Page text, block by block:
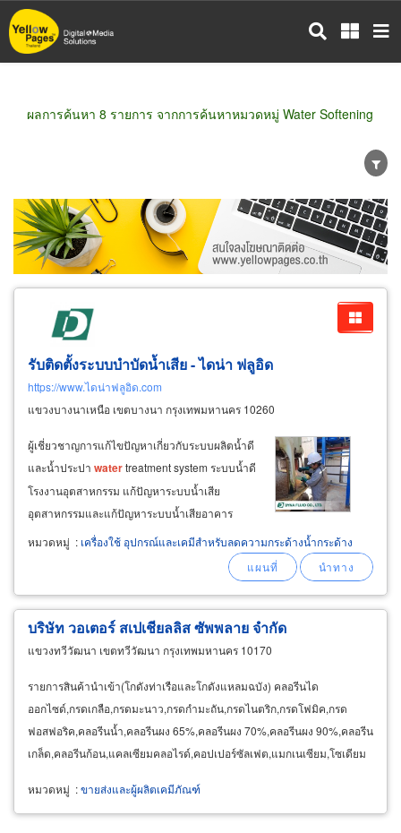
ข้าม
ไป
ผลการค้นหา 8 รายการ จากการค้นหาหมวดหมู่ Water Softening
ขายส่ง ขายปลีก ผู้ผลิต
ตัวแทนจัดจำหน่าย
ผู้ส่งออก/นำเข้า
ธุรกิจบริการ
รับติดตั้งระบบบำบัดน้ำเสีย - ไดน่า ฟลูอิด
https://www.ไดน่าฟลูอิด.com
แขวงบางนาเหนือ เขตบางนา กรุงเทพมหานคร 10260
ผู้เชี่ยวชาญการแก้ไขปัญหาเกี่ยวกับระบบผลิตน้ำดี
และน้ำประปา watertreatment system ระบบน้ำดี
โรงงานอุตสาหกรรม แก้ปัญหาระบบน้ำเสีย
อุตสาหกรรมและแก้ปัญหาระบบน้ำเสียอาคาร
ขายส่งสารเคมีบำบัดน้ำดี
water
treatment
chemical supplier ขายส่งสารเคมีบำบัดน้ำเสีย
wastewater treatment chemicals supplier ราคา
หมวดหมู่ : เครื่องใช้ อุปกรณ์และเคมีสำหรับลดความกระด้างน้ำกระด้าง
บริษัท วอเตอร์ สเปเชียลลิส ซัพพลาย จำกัด
แขวงทวีวัฒนา เขตทวีวัฒนา กรุงเทพมหานคร 10170
รายการสินค้านำเข้า(โกดังท่าเรือและโกดังแหลมฉบัง) คลอรีนได
ออกไซด์,กรดเกลือ,กรดมะนาว,กรดกำมะถัน,กรดไนตริก,กรดโฟมิค,กรด
ฟอสฟอริค,คลอรีนน้ำ,คลอรีนผง 65%,คลอรีนผง 70%,คลอรีนผง 90%,คลอรีน
เกล็ด,คลอรีนก้อน,แคลเซียมคลอไรด์,คอปเปอร์ซัลเฟต,แมกเนเซียม,โซเดียม
หมวดหมู่ :ขายส่งและผู้ผลิตเคมีภัณฑ์